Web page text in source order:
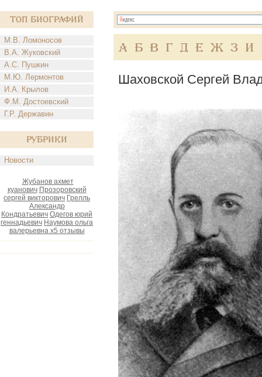
Топ Биографий
М.В. Ломоносов
В.А. Жуковский
А.С. Пушкин
М.Ю. Лермонтов
И.А. Крылов
Ф.М. Достоевский
Г.Р. Державин
Рубрики
Новости
Жубанов ахмет
куанович Прозоровский
сергей викторович Грелль
Александр
Кондратьевич Одегов юрий
геннадьевич Наумова ольга
валерьевна х5 отзывы
А Б В Г Д Е Ж З И
Шаховской Сергей